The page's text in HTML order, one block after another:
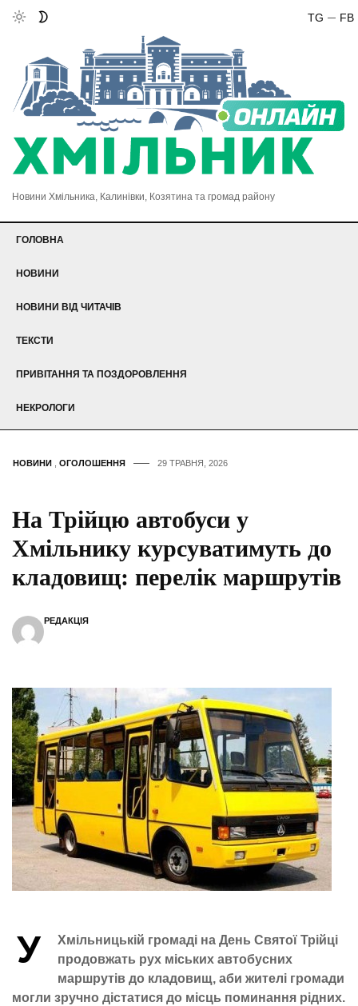
FB
TG
Новини Хмільника, Калинівки, Козятина та громад району
ГОЛОВНА
НОВИНИ
НОВИНИ ВІД ЧИТАЧІВ
ТЕКСТИ
ПРИВІТАННЯ ТА ПОЗДОРОВЛЕННЯ
НЕКРОЛОГИ
НОВИНИ ОГОЛОШЕННЯ 29 ТРАВНЯ, 2026
На Трійцю автобуси у
Хмільнику курсуватимуть до
кладовищ: перелік маршрутів
РЕДАКЦІЯ
У
Хмільницькій громаді на День Святої Трійці
продовжать рух міських автобусних
маршрутів до кладовищ, аби жителі громади
могли зручно дістатися до місць поминання рідних.